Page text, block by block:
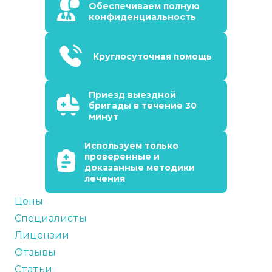
Обеспечиваем полную
конфиденциальность
Круглосуточная помощь
Приезд выездной
бригады в течение 30
минут
Используем только
проверенные и
доказанные методики
лечения
Цены
Специалисты
Лицензии
Отзывы
Статьи